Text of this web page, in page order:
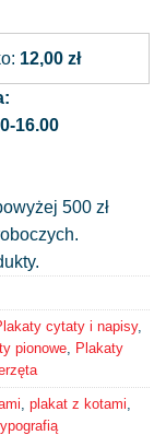
12,00 zł
16.00
500 zł
cytaty i napisy,
pionowe
Plakaty
plakat z kotami